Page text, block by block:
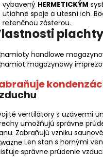
vybavený HERMETICKÝM
utiahne spoje a utesní ich.
retenčnou zásterou.
plachty
ventilátory s uzávermi
umožňujú správne
Zabraňujú vzniku
Len stan s hornými
správne prúdenie